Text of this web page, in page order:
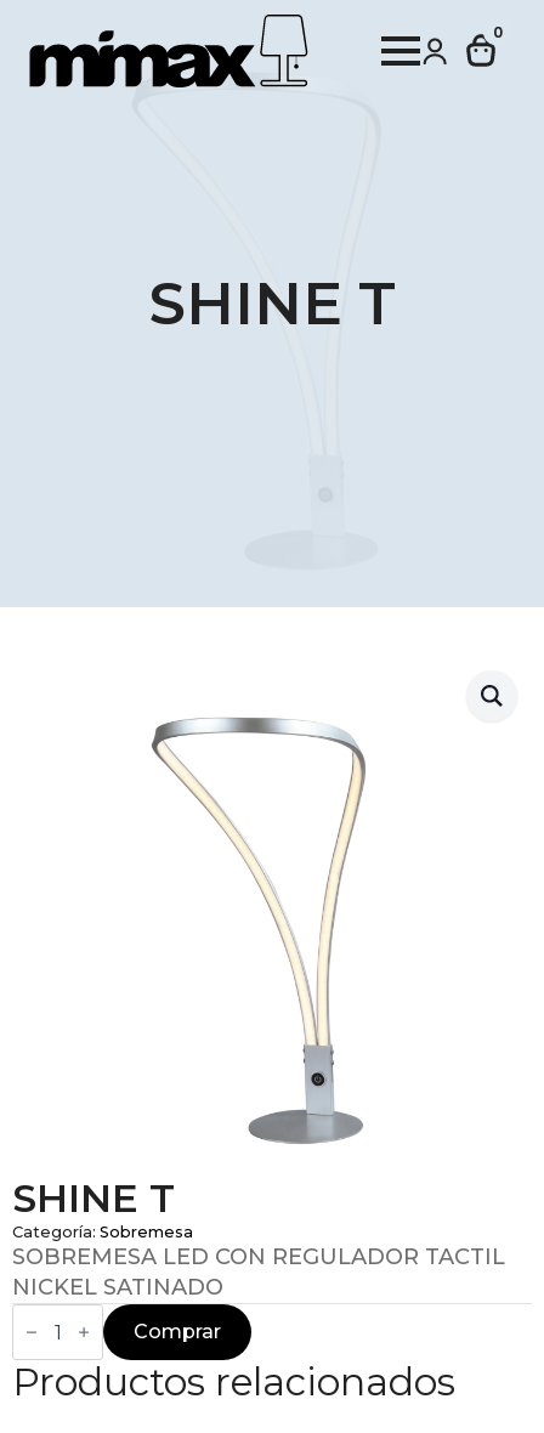
0
SHINE T
SHINE T
Categoría: Sobremesa
SOBREMESA LED CON REGULADOR TACTIL
NICKEL SATINADO
SHINE
Comprar
Productos relacionados